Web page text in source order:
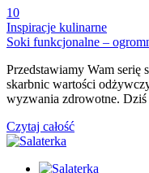
10
Inspiracje kulinarne
Soki funkcjonalne –
Przedstawiamy Wam
skarbnic wartości
wyzwania zdrowotne.
Czytaj całość